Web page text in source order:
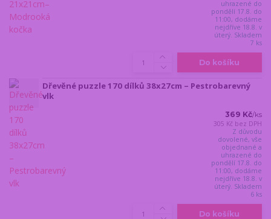
uhrazené do
pondělí 17.8. do
11:00, dodáme
nejdříve 18.8. v
úterý. Skladem
7 ks
Do košíku
Dřevěné puzzle 170 dílků 38x27cm – Pestrobarevný
vlk
369 Kč/ks
305 Kč bez DPH
Z důvodu
dovolené, vše
objednané a
uhrazené do
pondělí 17.8. do
11:00, dodáme
nejdříve 18.8. v
úterý. Skladem
6 ks
Do košíku